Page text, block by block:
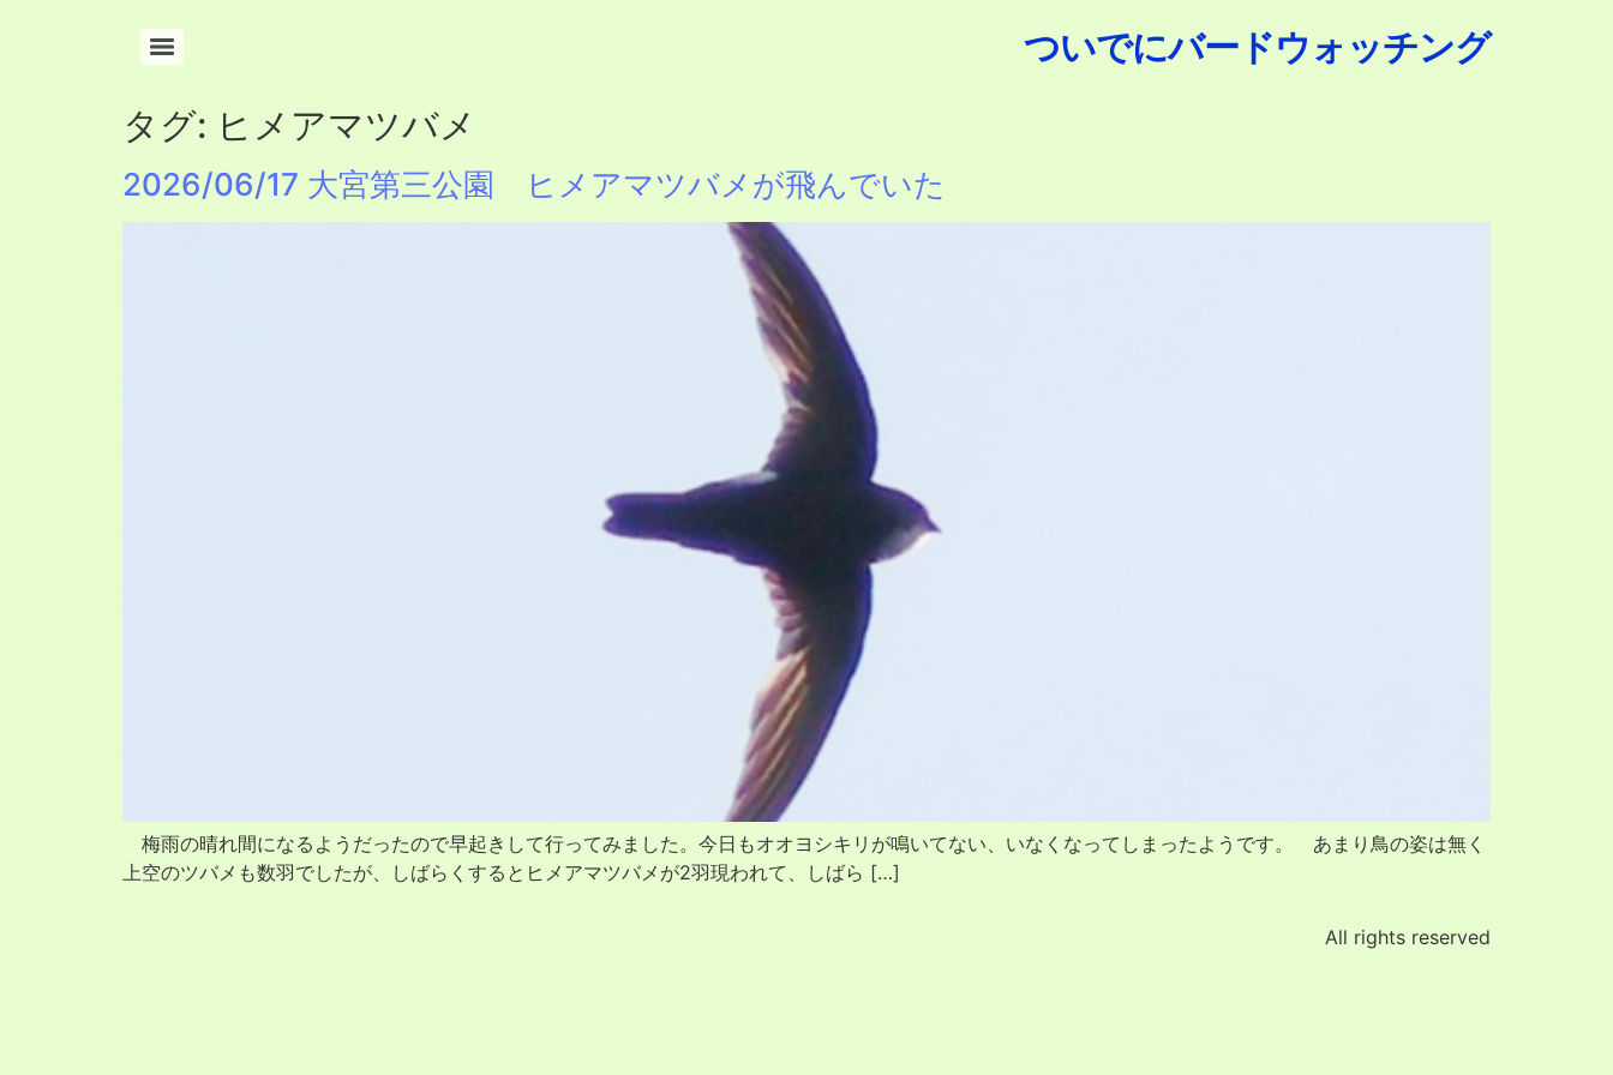
ついでにバードウォッチング
タグ: ヒメアマツバメ
2026/06/17 大宮第三公園 ヒメアマツバメが飛んでいた
梅雨の晴れ間になるようだったので早起きして行ってみました。今日もオオヨシキリが鳴いてない、いなくなってしまったようです。 あまり鳥の姿は無く
上空のツバメも数羽でしたが、しばらくするとヒメアマツバメが2羽現われて、しばら […]
All rights reserved